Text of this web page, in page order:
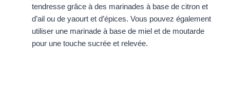
tendresse grâce à des marinades à base de citron et
d’ail ou de yaourt et d’épices. Vous pouvez également
utiliser une marinade à base de miel et de moutarde
pour une touche sucrée et relevée.